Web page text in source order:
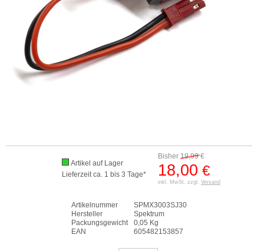
Bisher 19,99€
18,00 €
inkl. MwSt. zzgl. Versand
Artikel auf Lager
Lieferzeit ca. 1 bis 3 Tage*
Artikelnummer
SPMX3003SJ30
Hersteller
Spektrum
Packungsgewicht
0,05 Kg
EAN
605482153857